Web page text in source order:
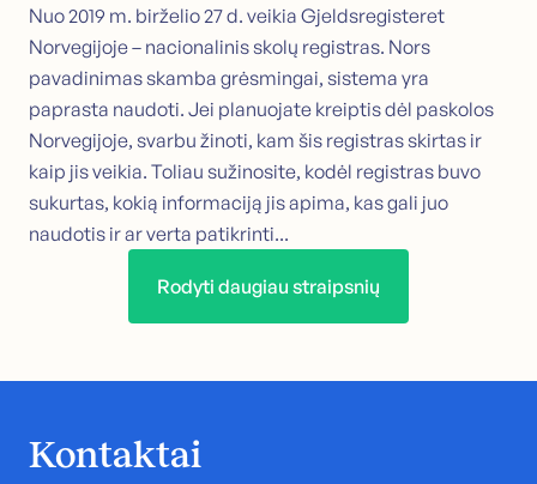
Nuo 2019 m. birželio 27 d. veikia Gjeldsregisteret
Norvegijoje – nacionalinis skolų registras. Nors
pavadinimas skamba grėsmingai, sistema yra
paprasta naudoti. Jei planuojate kreiptis dėl paskolos
Norvegijoje, svarbu žinoti, kam šis registras skirtas ir
kaip jis veikia. Toliau sužinosite, kodėl registras buvo
sukurtas, kokią informaciją jis apima, kas gali juo
naudotis ir ar verta patikrinti...
Rodyti daugiau straipsnių
Kontaktai